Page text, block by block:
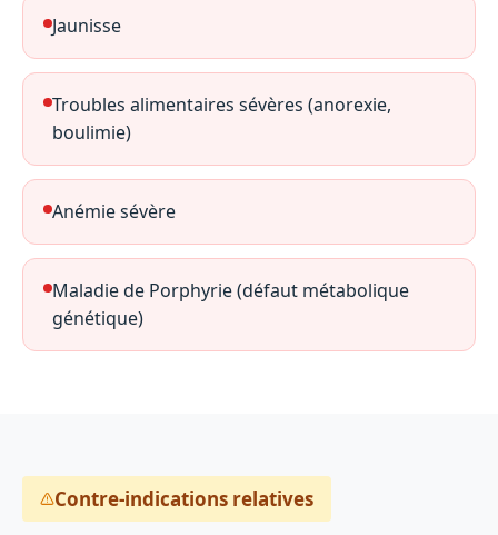
Jaunisse
Troubles alimentaires sévères (anorexie,
boulimie)
Anémie sévère
Maladie de Porphyrie (défaut métabolique
génétique)
Contre-indications relatives